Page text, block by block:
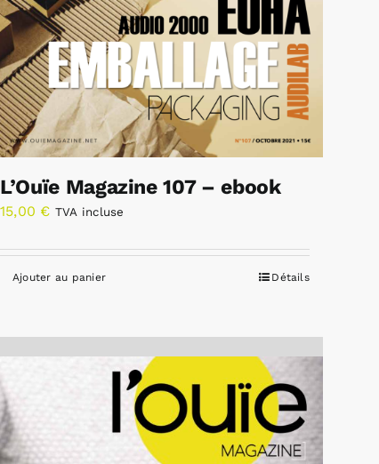
L’Ouïe Magazine 107 – ebook
15,00 € TVA incluse
Ajouter au panier Détails